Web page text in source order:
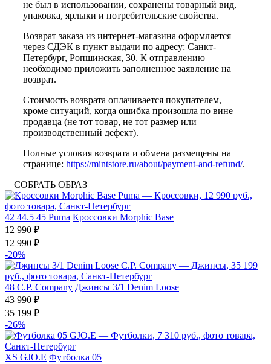
не был в использовании, сохранены товарный вид,
упаковка, ярлыки и потребительские свойства.
Возврат заказа из интернет-магазина оформляется
через СДЭК в пункт выдачи по адресу: Санкт-
Петербург, Ропшинская, 30. К отправлению
необходимо приложить заполненное заявление на
возврат.
Стоимость возврата оплачивается покупателем,
кроме ситуаций, когда ошибка произошла по вине
продавца (не тот товар, не тот размер или
производственный дефект).
Полные условия возврата и обмена размещены на
странице: https://mintstore.ru/about/payment-and-refund/.
СОБРАТЬ ОБРАЗ
42 44.5 45 Puma Кроссовки Morphic Base
12 990 ₽
12 990 ₽
-20%
48 C.P. Company Джинсы 3/1 Denim Loose
43 990 ₽
35 199 ₽
-26%
XS GJO.E Футболка 05